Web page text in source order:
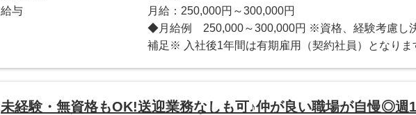
給与
月給：250,000円～300,000円
◆月給例 250,000～300,000円 ※資格、経験考慮し
補足※ 入社後1年間は有期雇用（契約社員）となりま
未経験・無資格もOK!送迎業務なしも可♪仲が良い職場が自慢◎週